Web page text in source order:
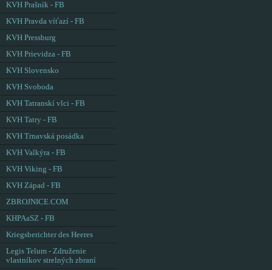
KVH Prašník - FB
KVH Pravda víťazí - FB
KVH Pressburg
KVH Prievidza - FB
KVH Slovensko
KVH Svoboda
KVH Tatranskí vlci - FB
KVH Tatry - FB
KVH Trnavská posádka
KVH Valkýra - FB
KVH Viking - FB
KVH Západ - FB
ZBROJNICE.COM
KHPAaSZ - FB
Kriegsberichter des Heeres
Legis Telum - Združenie
vlastníkov strelných zbraní